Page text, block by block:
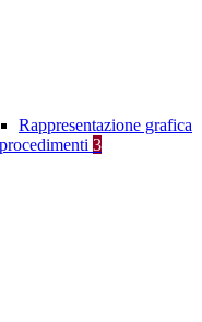
Rappresentazione grafica
3